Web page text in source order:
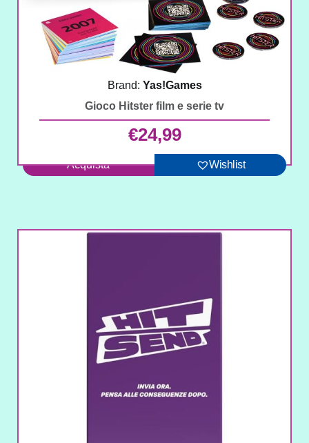
Brand: Yas!Games
Gioco Hitster film e serie tv
€24,99
Acquista Wishlist